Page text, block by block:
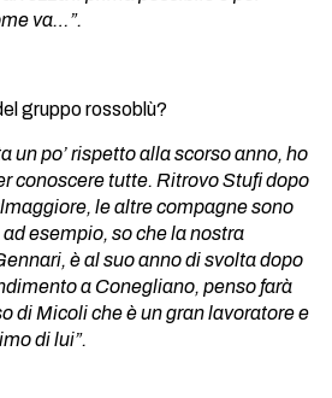
va…”.
gruppo rossoblù?
un po’ rispetto alla scorso anno, ho
conoscere tutte. Ritrovo Stufi dopo
le altre compagne sono
esempio, so che la nostra
è al suo anno di svolta dopo
a Conegliano, penso farà
di Micoli che è un gran lavoratore e
di lui”.